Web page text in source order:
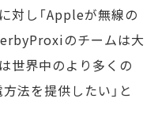
対し「Appleが無線の
のチームは大
世界中のより多くの
法を提供したい」と